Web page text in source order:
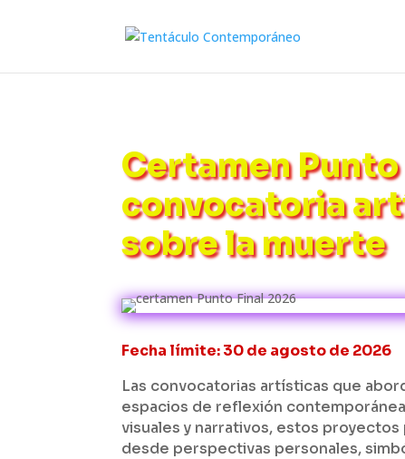
Certamen
convocatoria
sobre la muerte
Fecha límite: 30 de agosto de 2026
Las convocatorias artísticas que
espacios de reflexión
visuales y narrativos, estos
desde perspectivas personales,